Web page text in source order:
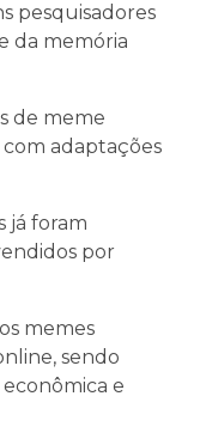
pesquisadores
da memória
de meme
adaptações
já foram
por
memes
sendo
e